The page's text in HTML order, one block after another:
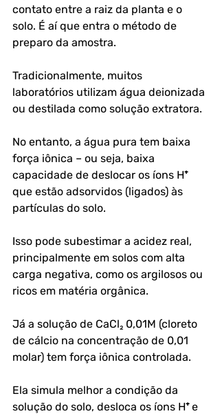
contato entre a raiz da planta e o
solo. É aí que entra o método de
preparo da amostra.
Tradicionalmente, muitos
laboratórios utilizam água deionizada
ou destilada como solução extratora.
No entanto, a água pura tem baixa
força iônica – ou seja, baixa
capacidade de deslocar os íons H⁺
que estão adsorvidos (ligados) às
partículas do solo.
Isso pode subestimar a acidez real,
principalmente em solos com alta
carga negativa, como os argilosos ou
ricos em matéria orgânica.
Já a solução de CaCl₂ 0,01M (cloreto
de cálcio na concentração de 0,01
molar) tem força iônica controlada.
Ela simula melhor a condição da
solução do solo, desloca os íons H⁺ e